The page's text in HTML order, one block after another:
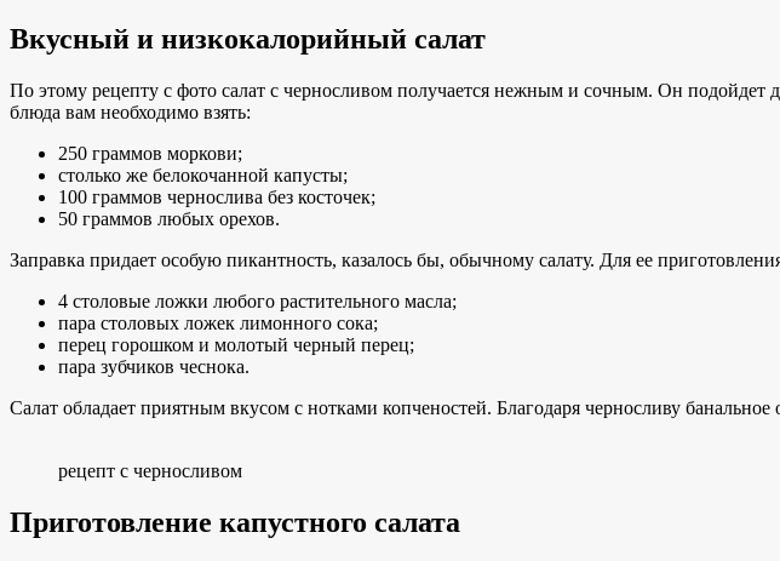
Вкусный и низкокалорийный салат
По этому рецепту с фото салат с черносливом получается нежным и сочным. Он
блюда вам необходимо взять:
250 граммов моркови;
столько же белокочанной капусты;
100 граммов чернослива без косточек;
50 граммов любых орехов.
Заправка придает особую пикантность, казалось бы, обычному салату. Для ее
4 столовые ложки любого растительного масла;
пара столовых ложек лимонного сока;
перец горошком и молотый черный перец;
пара зубчиков чеснока.
Салат обладает приятным вкусом с нотками копченостей. Благодаря черносливу
рецепт с черносливом
Приготовление капустного салата